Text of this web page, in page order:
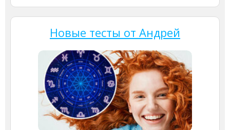
Новые тесты от Андрей